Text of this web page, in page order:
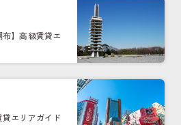
布】高級賃貸エ
貸エリアガイド